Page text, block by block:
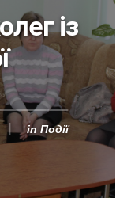
із
in Події